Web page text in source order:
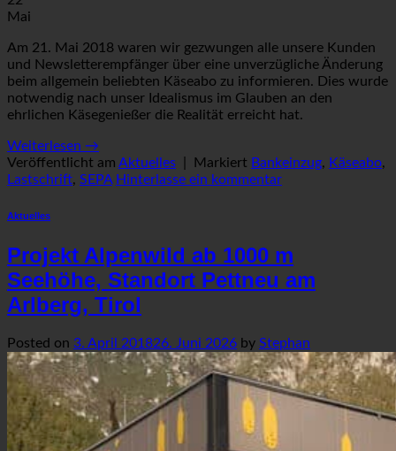
Mai
Am 21. Mai 2018 waren wir gezwungen alle unsere Kunden
und Newsletterempfänger über eine unverzügliche Änderung
beim allgemein beliebten Käseabo zu informieren. Dies wurde
notwendig nach unser Idealismus im Glauben an den
ehrlichen Käsegenießer die Realität erreicht hat.
Weiterlesen →
Veröffentlicht am Aktuelles Markiert Bankeinzug, Käseabo,
Lastschrift, SEPA Hinterlasse ein kommentar
Aktuelles
Projekt Alpenwild ab 1000 m
Seehöhe, Standort Pettneu am
Arlberg, Tirol
Posted on 3. April 201826. Juni 2026 by Stephan